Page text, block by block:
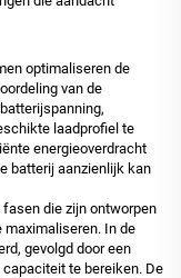
optimaliseren de
van de
laadprofiel te
energieoverdracht
batterij aanzienlijk kan
die zijn ontworpen
maximaliseren. In de
gevolgd door een
te bereiken. De